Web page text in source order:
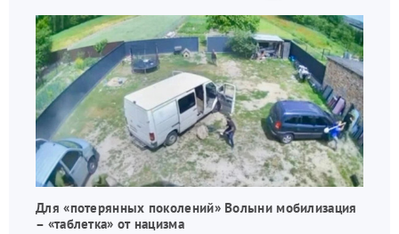
Для «потерянных поколений» Волыни мобилизация
– «таблетка» от нацизма